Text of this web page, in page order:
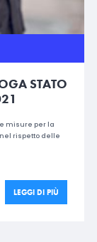
STATO
misure per la
rispetto delle
LEGGI DI PIÙ